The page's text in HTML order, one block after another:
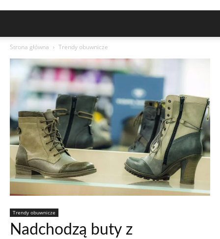
Strona główna Trendy obuwnicze
Trendy obuwnicze
Nadchodzą buty z